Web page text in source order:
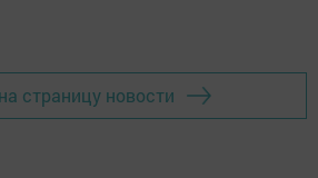
страницу новости